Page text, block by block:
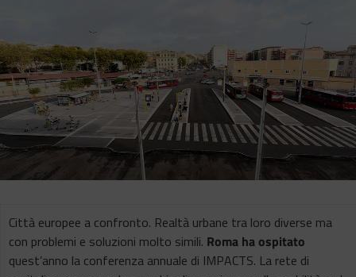
Città europee a confronto. Realtà urbane tra loro diverse ma
con problemi e soluzioni molto simili. Roma ha ospitato
quest’anno la conferenza annuale di IMPACTS. La rete di